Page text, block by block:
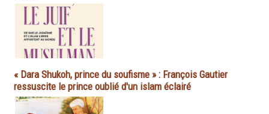
« Dara Shukoh, prince du soufisme » : François Gautier
ressuscite le prince oublié d'un islam éclairé